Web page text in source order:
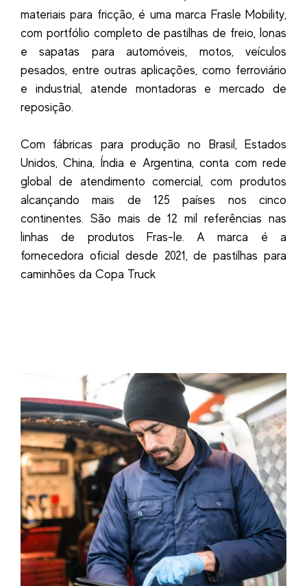
materiais para fricção, é uma marca Frasle Mobility,
com portfólio completo de pastilhas de freio, lonas
e sapatas para automóveis, motos, veículos
pesados, entre outras aplicações, como ferroviário
e industrial, atende montadoras e mercado de
reposição.
Com fábricas para produção no Brasil, Estados
Unidos, China, Índia e Argentina, conta com rede
global de atendimento comercial, com produtos
alcançando mais de 125 países nos cinco
continentes. São mais de 12 mil referências nas
linhas de produtos Fras-le. A marca é a
fornecedora oficial desde 2021, de pastilhas para
caminhões da Copa Truck